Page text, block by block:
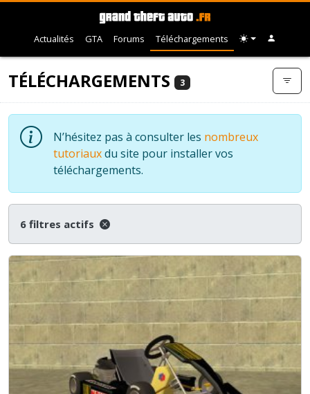
Actualités GTA Forums Téléchargements
TÉLÉCHARGEMENTS 3
N’hésitez pas à consulter les nombreux
tutoriauxdu site pour installer vos
téléchargements.
6 filtres actifs